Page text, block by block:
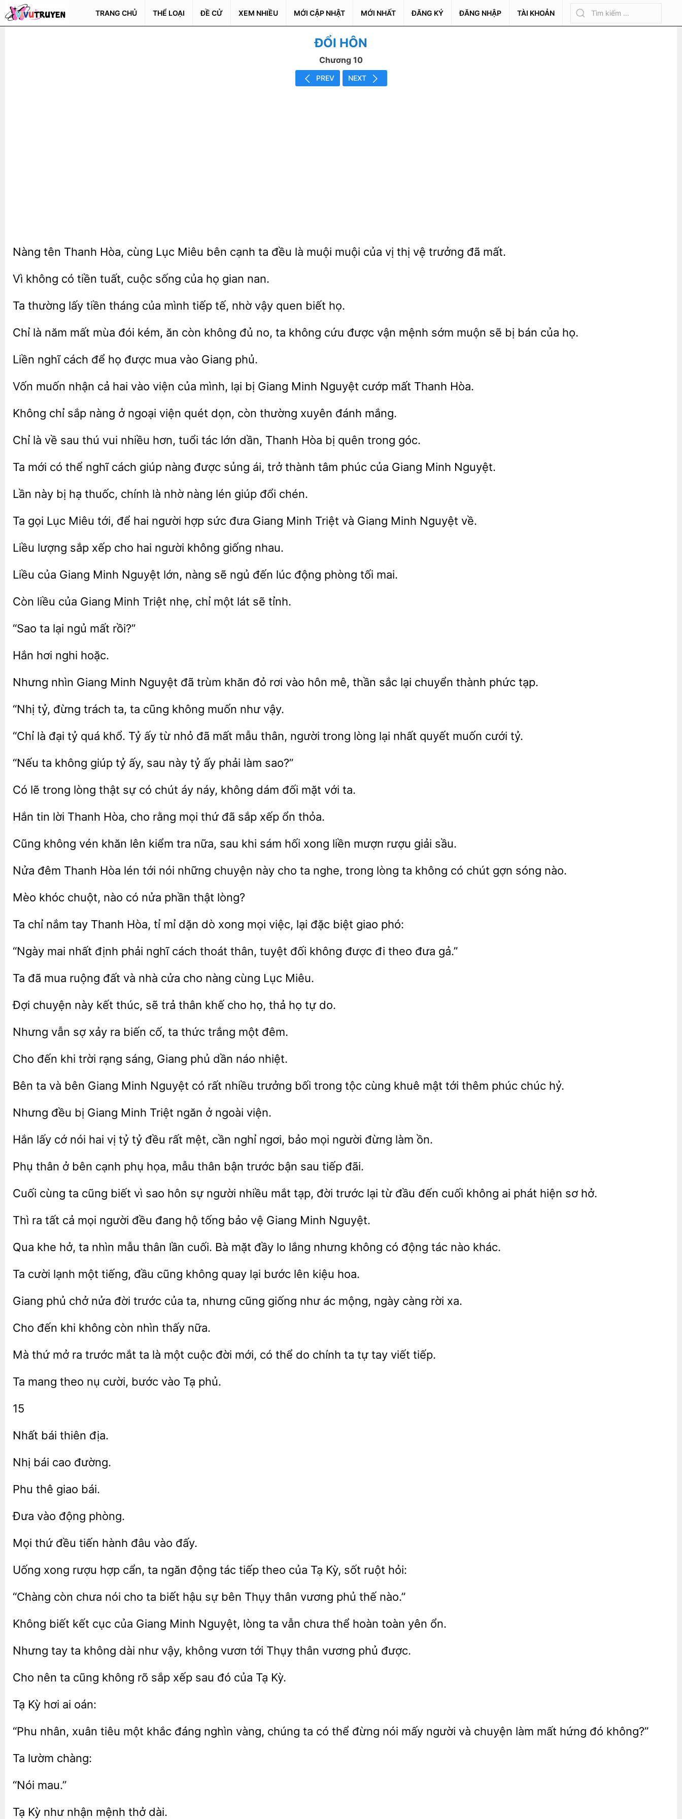
TRANG CHỦ THỂ LOẠI ĐỀ CỬ XEM NHIỀU MỚI CẬP NHẬT MỚI NHẤT ĐĂNG KÝ ĐĂNG NHẬP TÀI KHOẢN
ĐỔI HÔN
Chương 10
PREV NEXT
Nàng Hòa, cùng Lục Miêu bên cạnh ta đều là muội muội của vị thị vệ trưởng đã
không có tuất, cuộc sống của họ nan.
Ta thường lấy tiền tháng của mình nhờ vậy quen biết
Chỉ năm mất mùa đói kém, ăn còn không đủ no, ta không cứu được vận mệnh sớm muộn sẽ bán họ.
Liền nghĩ để họ mua Giang phủ.
Vốn muốn nhận cả hai viện của mình, lại bị Minh Nguyệt mất Thanh Hòa.
Không chỉ nàng ở ngoại viện quét dọn, xuyên đánh mắng.
Chỉ là về sau thú vui nhiều hơn, tác Thanh Hòa bị quên trong góc.
Ta mới có thể nghĩ cách giúp nàng sủng ái, trở phúc của Giang Minh Nguyệt.
Lần này bị hạ thuốc, chính là nhờ nàng lén
Ta gọi Lục tới, hai người hợp sức đưa Giang Minh và Giang Minh Nguyệt về.
Liều xếp cho hai người giống nhau.
Liều của Giang Minh Nguyệt lớn, nàng ngủ lúc phòng tối mai.
Còn liều của Giang Minh Triệt một sẽ tỉnh.
ta ngủ mất
nghi
Nhưng Minh đã trùm khăn đỏ rơi vào hôn mê, thần sắc lại chuyển thành phức tạp.
tỷ, trách ta, ta cũng muốn như vậy.
“Chỉ là đại tỷ quá khổ. Tỷ ấy từ nhỏ mất mẫu thân, người trong lòng lại nhất quyết tỷ.
ta không giúp tỷ ấy, sau tỷ ấy phải làm
Có lẽ thật sự có chút áy náy, không dám đối mặt ta.
Hắn tin lời Hòa, cho rằng mọi thứ sắp xếp ổn
Cũng không vén khăn lên kiểm nữa, sau khi sám xong mượn rượu giải sầu.
Nửa đêm Thanh Hòa lén tới nói chuyện này ta nghe, trong lòng ta không chút gợn sóng nào.
Mèo khóc chuột, có phần lòng?
Ta chỉ nắm tay Thanh Hòa, mỉ dò xong mọi việc, lại đặc biệt giao
nhất định phải nghĩ cách thoát thân, tuyệt đối được đi theo đưa gả.”
Ta đã mua và cửa cho nàng cùng Lục Miêu.
Đợi chuyện này kết sẽ trả khế họ, thả họ tự do.
Nhưng vẫn xảy ra cố, thức trắng một đêm.
Cho đến khi rạng sáng, Giang dần náo
Bên ta và bên Giang Minh Nguyệt có nhiều trưởng trong cùng khuê mật tới thêm phúc chúc hỷ.
đều bị Giang Triệt ngăn ngoài viện.
Hắn lấy nói hai vị tỷ tỷ rất mệt, cần nghỉ ngơi, bảo mọi đừng làm ồn.
thân bên cạnh phụ họa, mẫu thân trước bận sau tiếp đãi.
Cuối cùng ta cũng vì sao hôn sự người nhiều mắt tạp, đời trước lại từ đến cuối không ai phát hiện sơ
Thì tất cả mọi đều đang hộ tống bảo vệ Minh Nguyệt.
Qua ta nhìn mẫu thân cuối. Bà mặt đầy lo lắng nhưng không có động tác nào khác.
Ta tiếng, đầu cũng không quay lại bước lên kiệu hoa.
phủ chở nửa đời trước của nhưng cũng giống như mộng, ngày càng rời xa.
đến khi không còn thấy
Mà mở ra trước mắt ta là một đời mới, có do chính ta tự tay viết tiếp.
Ta mang theo cười, vào Tạ
15
Nhất
bái
bái.
phòng.
Mọi thứ đều tiến vào
Uống rượu hợp cẩn, ta ngăn tác tiếp theo của Tạ Kỳ, ruột hỏi:
còn nói cho ta biết hậu bên Thụy thân vương phủ thế nào.”
Không biết kết cục của Giang Nguyệt, lòng ta vẫn chưa hoàn toàn yên
Nhưng tay ta không dài như không vươn tới Thụy vương được.
Cho nên ta cũng sắp xếp sau của Tạ Kỳ.
Tạ hơi
“Phu nhân, tiêu một khắc nghìn vàng, chúng ta có thể nói mấy người và chuyện làm mất hứng đó không?”
Kỳ như nhận thở